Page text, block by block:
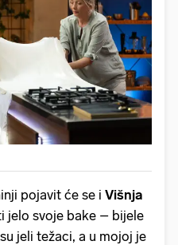
pojavit će se i Višnja
jelo svoje bake – bijele
jeli težaci, a u mojoj je